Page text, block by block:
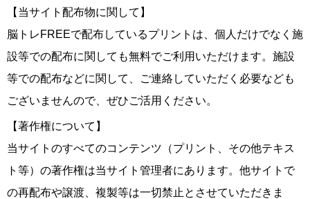
【当サイト配布物に関して】
脳トレFREEで配布しているプリントは、個人だけでなく施
設等での配布に関しても無料でご利用いただけます。施設
等での配布などに関して、ご連絡していただく必要なども
ございませんので、ぜひご活用ください。
【著作権について】
当サイトのすべてのコンテンツ（プリント、その他テキス
ト等）の著作権は当サイト管理者にあります。他サイトで
の再配布や譲渡、複製等は一切禁止とさせていただきま